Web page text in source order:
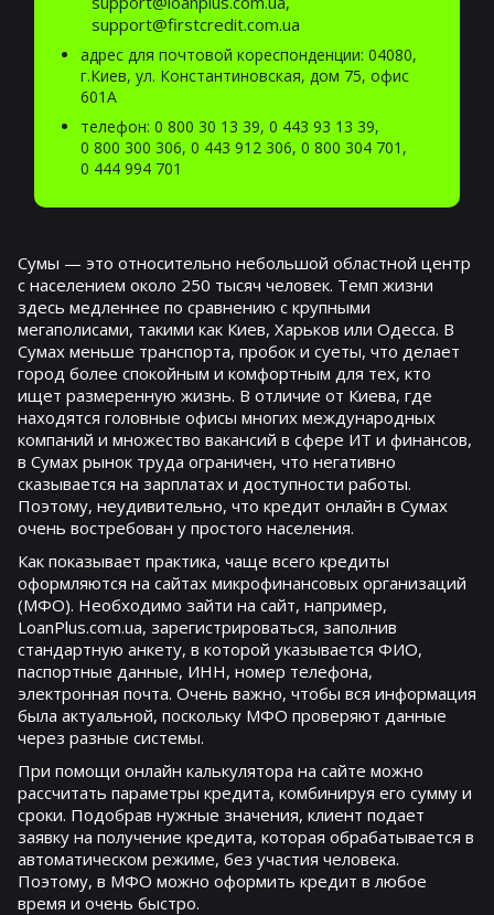
support@firstcredit.com.ua
адрес для почтовой кореспонденции: 04080,
г.Киев, ул. Константиновская, дом 75, офис
601А
телефон: 0 800 30 13 39, 0 443 93 13 39,
0 800 300 306, 0 443 912 306, 0 800 304 701 ,
0 444 994 701
Сумы — это относительно небольшой областной центр
с населением около 250 тысяч человек. Темп жизни
здесь медленнее по сравнению с крупными
мегаполисами, такими как Киев, Харьков или Одесса. В
Сумах меньше транспорта, пробок и суеты, что делает
город более спокойным и комфортным для тех, кто
ищет размеренную жизнь. В отличие от Киева, где
находятся головные офисы многих международных
компаний и множество вакансий в сфере ИТ и финансов,
в Сумах рынок труда ограничен, что негативно
сказывается на зарплатах и доступности работы.
Поэтому, неудивительно, что кредит онлайн в Сумах
очень востребован у простого населения.
Как показывает практика, чаще всего кредиты
оформляются на сайтах микрофинансовых организаций
(МФО). Необходимо зайти на сайт, например,
LoanPlus.com.ua, зарегистрироваться, заполнив
стандартную анкету, в которой указывается ФИО,
паспортные данные, ИНН, номер телефона,
электронная почта. Очень важно, чтобы вся информация
была актуальной, поскольку МФО проверяют данные
через разные системы.
При помощи онлайн калькулятора на сайте можно
рассчитать параметры кредита, комбинируя его сумму и
сроки. Подобрав нужные значения, клиент подает
заявку на получение кредита, которая обрабатывается в
автоматическом режиме, без участия человека.
Поэтому, в МФО можно оформить кредит в любое
время и очень быстро.